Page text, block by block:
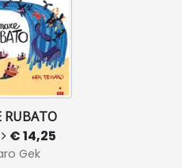
RUBATO
€ 14,25
Gek